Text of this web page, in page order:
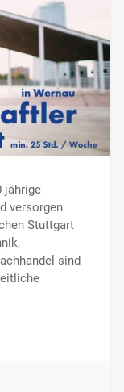
jährige
versorgen
Stuttgart
sind